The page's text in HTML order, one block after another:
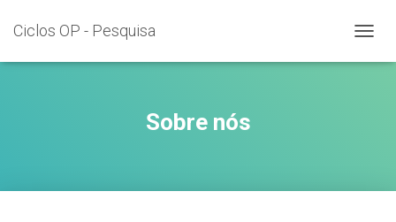
Ciclos OP - Pesquisa
O
Sobre nós